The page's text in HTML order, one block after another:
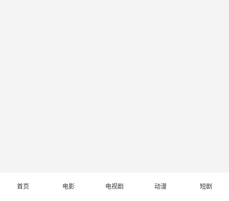
首页 电影 电视剧 动漫 短剧